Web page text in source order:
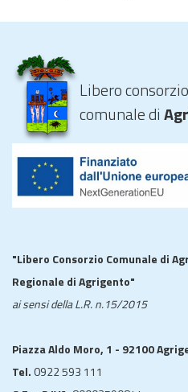
Libero consorzio
comunale di
"Libero Consorzio Comunale di
Regionale di Agrigento"
ai sensi della L.R. n.15/2015
Piazza Aldo Moro, 1 - 92100
Tel. 0922 593 111